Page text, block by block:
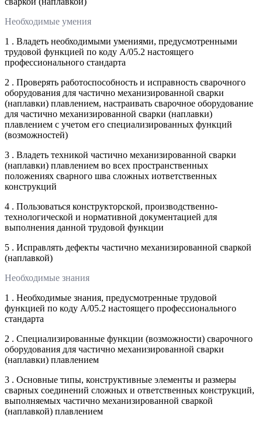
Необходимые умения
1 . Владеть необходимыми умениями, предусмотренными
трудовой функцией по коду А/05.2 настоящего
профессионального стандарта
2 . Проверять работоспособность и исправность сварочного
оборудования для частично механизированной сварки
(наплавки) плавлением, настраивать сварочное оборудование
для частично механизированной сварки (наплавки)
плавлением с учетом его специализированных функций
(возможностей)
3 . Владеть техникой частично механизированной сварки
(наплавки) плавлением во всех пространственных
положениях сварного шва сложных иответственных
конструкций
4 . Пользоваться конструкторской, производственно-
технологической и нормативной документацией для
выполнения данной трудовой функции
5 . Исправлять дефекты частично механизированной сваркой
(наплавкой)
Необходимые знания
1 . Необходимые знания, предусмотренные трудовой
функцией по коду А/05.2 настоящего профессионального
стандарта
2 . Специализированные функции (возможности) сварочного
оборудования для частично механизированной сварки
(наплавки) плавлением
3 . Основные типы, конструктивные элементы и размеры
сварных соединений сложных и ответственных конструкций,
выполняемых частично механизированной сваркой
(наплавкой) плавлением